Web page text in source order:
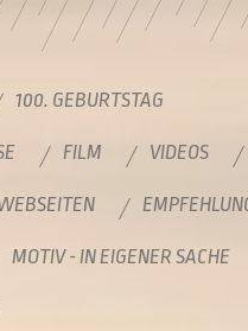
100. GEBURTSTAG
FILM VIDEOS
MOTIV - IN EIGENER SACHE